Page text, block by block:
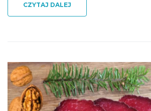
CZYTAJ DALEJ